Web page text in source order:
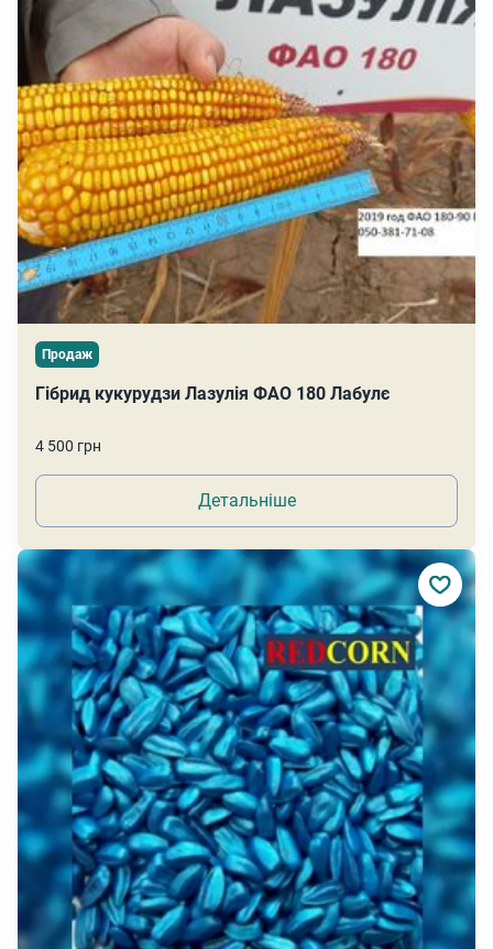
Продаж
Гібрид кукурудзи Лазулія ФАО 180 Лабулє
4 500 грн
Детальніше